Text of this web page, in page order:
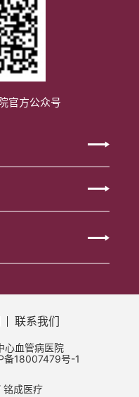
官方公众号
联系我们
血管病医院
备18007479号-1
铭成医疗